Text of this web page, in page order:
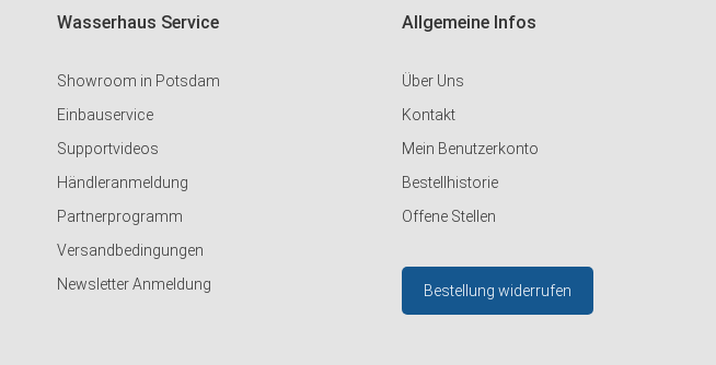
Wasserhaus Service
Showroom in Potsdam
Einbauservice
Supportvideos
Händleranmeldung
Partnerprogramm
Versandbedingungen
Newsletter Anmeldung
Allgemeine Infos
Über Uns
Kontakt
Mein Benutzerkonto
Bestellhistorie
Offene Stellen
Bestellung widerrufen